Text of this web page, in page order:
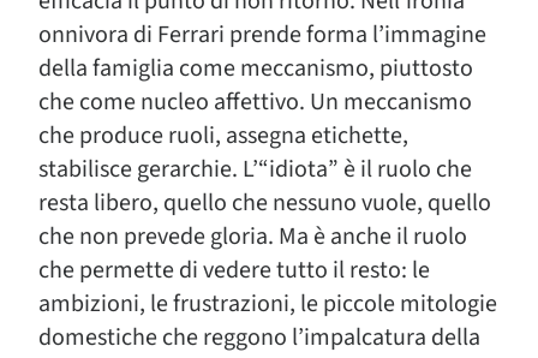
onnivora di Ferrari prende forma l’immagine
della famiglia come meccanismo, piuttosto
che come nucleo affettivo. Un meccanismo
che produce ruoli, assegna etichette,
stabilisce gerarchie. L’“idiota” è il ruolo che
resta libero, quello che nessuno vuole, quello
che non prevede gloria. Ma è anche il ruolo
che permette di vedere tutto il resto: le
ambizioni, le frustrazioni, le piccole mitologie
domestiche che reggono l’impalcatura della